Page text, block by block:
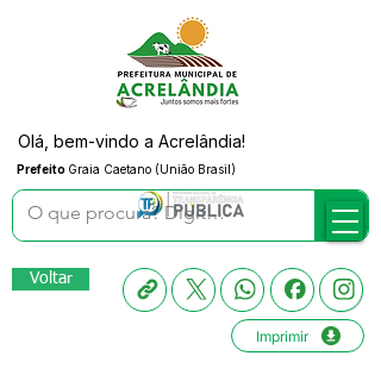
Prefeito Graia Caetano (União Brasil)
Olá, bem-vindo a Acrelândia!
Voltar
Imprimir